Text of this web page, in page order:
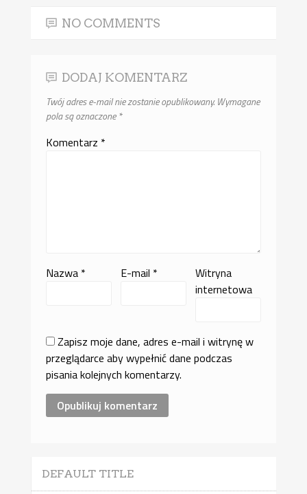
NO COMMENTS
DODAJ KOMENTARZ
Twój adres e-mail nie zostanie opublikowany. Wymagane
pola są oznaczone*
Komentarz *
Nazwa * E-mail *
Witryna
internetowa
Zapisz moje dane, adres e-mail i witrynę w
przeglądarce aby wypełnić dane podczas
pisania kolejnych komentarzy.
DEFAULT TITLE